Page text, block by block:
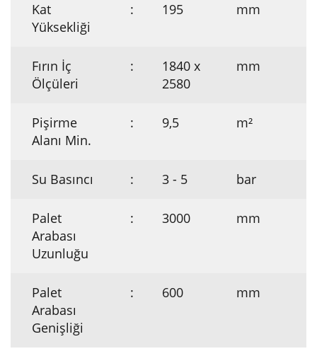
Kat
Yüksekliği
: 195 mm
Fırın İç
Ölçüleri
:
1840 x
2580
mm
Pişirme
Alanı Min.
: 9,5 m²
Su Basıncı : 3 - 5 bar
Palet
Arabası
Uzunluğu
: 3000 mm
Palet
Arabası
Genişliği
: 600 mm